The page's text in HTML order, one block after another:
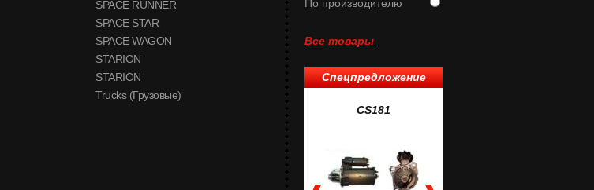
SPACE RUNNER
SPACE STAR
SPACE WAGON
STARION
STARION
Trucks (Грузовые)
По производителю
Все товары
Спецпредложение
CS181